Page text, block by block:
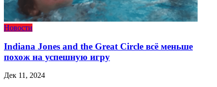
Новости
Indiana Jones and the Great Circle всё меньше
похож на успешную игру
Дек 11, 2024